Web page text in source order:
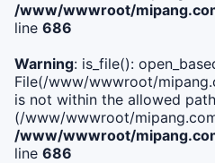
/www/wwwroot/
line 686
Warning: is_file():
File(/www/wwwroot/
is not within the allowed
(/www/wwwroot/
/www/wwwroot/
line 686